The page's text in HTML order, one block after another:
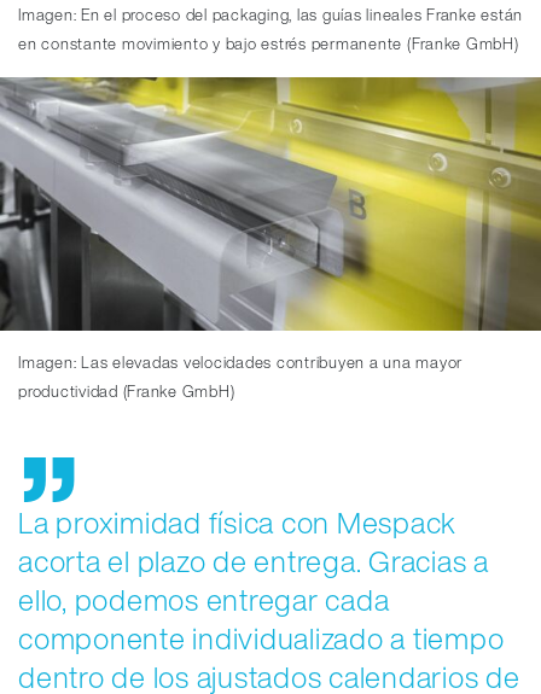
Imagen: En el proceso del packaging, las guías lineales Franke están
en constante movimiento y bajo estrés permanente (Franke GmbH)
Imagen: Las elevadas velocidades contribuyen a una mayor
productividad (Franke GmbH)
La proximidad física con Mespack
acorta el plazo de entrega. Gracias a
ello, podemos entregar cada
componente individualizado a tiempo
dentro de los ajustados calendarios de